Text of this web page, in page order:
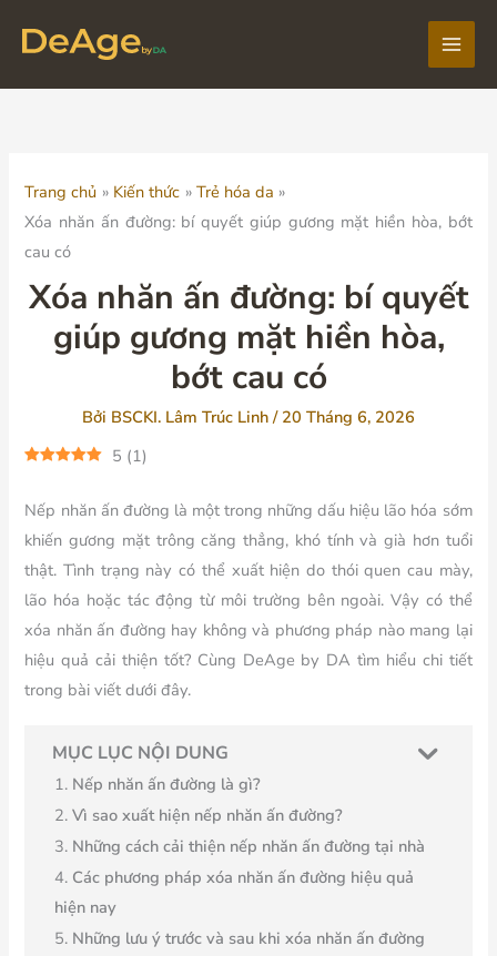
Main
Trang chủ Kiến thức
Trẻ hóa da
Xóa nhăn ấn đường: bí quyết giúp gương mặt hiền hòa, bớt
cau có
Xóa nhăn ấn đường: bí quyết
giúp gương mặt hiền hòa,
bớt cau có
Bởi BSCKI. Lâm Trúc Linh/ 20 Tháng 6, 2026
5 (1)
Nếp nhăn ấn đường là một trong những dấu hiệu lão hóa sớm
khiến gương mặt trông căng thẳng, khó tính và già hơn tuổi
thật. Tình trạng này có thể xuất hiện do thói quen cau mày,
lão hóa hoặc tác động từ môi trường bên ngoài. Vậy có thể
xóa nhăn ấn đường hay không và phương pháp nào mang lại
hiệu quả cải thiện tốt? Cùng DeAge by DA tìm hiểu chi tiết
trong bài viết dưới đây.
MỤC LỤC NỘI DUNG
Nếp nhăn ấn đường là gì?
Vì sao xuất hiện nếp nhăn ấn đường?
Những cách cải thiện nếp nhăn ấn đường tại nhà
Các phương pháp xóa nhăn ấn đường hiệu quả
hiện nay
Những lưu ý trước và sau khi xóa nhăn ấn đường